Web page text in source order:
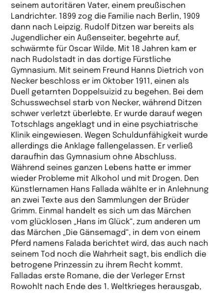
seinem autoritären Vater, einem preußischen
Landrichter. 1899 zog die Familie nach Berlin, 1909
dann nach Leipzig. Rudolf Ditzen war bereits als
Jugendlicher ein Außenseiter, begehrte auf,
schwärmte für Oscar Wilde. Mit 18 Jahren kam er
nach Rudolstadt in das dortige Fürstliche
Gymnasium. Mit seinem Freund Hanns Dietrich von
Necker beschloss er im Oktober 1911, einen als
Duell getarnten Doppelsuizid zu begehen. Bei dem
Schusswechsel starb von Necker, während Ditzen
schwer verletzt überlebte. Er wurde darauf wegen
Totschlags angeklagt und in eine psychiatrische
Klinik eingewiesen. Wegen Schuldunfähigkeit wurde
allerdings die Anklage fallengelassen. Er verließ
daraufhin das Gymnasium ohne Abschluss.
Während seines ganzen Lebens hatte er immer
wieder Probleme mit Alkohol und mit Drogen. Den
Künstlernamen Hans Fallada wählte er in Anlehnung
an zwei Texte aus den Sammlungen der Brüder
Grimm. Einmal handelt es sich um das Märchen
vom glücklosen „Hans im Glück“, zum anderen um
das Märchen „Die Gänsemagd“, in dem von einem
Pferd namens Falada berichtet wird, das auch nach
seinem Tod noch die Wahrheit sagt, bis endlich die
betrogene Prinzessin zu ihrem Recht kommt.
Falladas erste Romane, die der Verleger Ernst
Rowohlt nach Ende des 1. Weltkrieges herausgab,